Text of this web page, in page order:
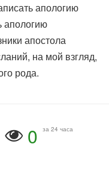
апологию
апологию
апостола
на мой взгляд,
рода.
0 за 24 часа